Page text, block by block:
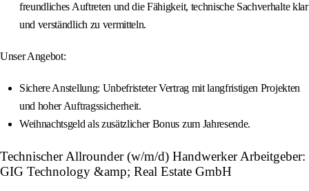
freundliches Auftreten und die Fähigkeit, technische Sachverhalte klar
und verständlich zu vermitteln.
Unser Angebot:
Sichere Anstellung: Unbefristeter Vertrag mit langfristigen Projekten
und hoher Auftragssicherheit.
Weihnachtsgeld als zusätzlicher Bonus zum Jahresende.
Technischer Allrounder (w/m/d) Handwerker Arbeitgeber:
GIG Technology &amp; Real Estate GmbH